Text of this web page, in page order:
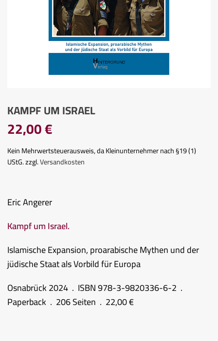
KAMPF UM ISRAEL
22,00€
Kein Mehrwertsteuerausweis, da Kleinunternehmer nach §19 (1)
UStG.zzgl.Versandkosten
Eric Angerer
Kampf um Israel.
Islamische Expansion, proarabische Mythen und der
jüdische Staat als Vorbild für Europa
Osnabrück 2024 . ISBN 978-3-9820336-6-2 .
Paperback . 206 Seiten . 22,00 €